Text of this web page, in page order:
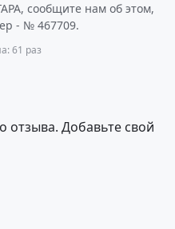
сообщите нам об этом,
- № 467709.
61 раз
отзыва. Добавьте свой